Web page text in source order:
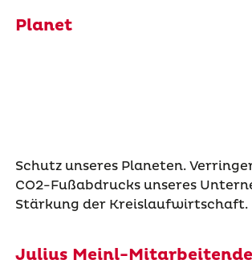
Planet
Schutz unseres Planeten.
CO2-Fußabdrucks unseres
Stärkung der Kreislaufwirtschaft.
Julius Meinl-Mitarbeitende